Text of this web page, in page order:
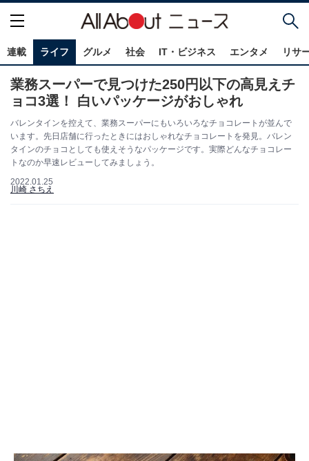
連載 ライフ グルメ 社会 IT・ビジネス エンタメ リサ
業務スーパーで見つけた250円以下の高見えチ
ョコ3選！ 白いパッケージがおしゃれ
バレンタインを控えて、業務スーパーにもいろいろなチョコレートが並んで
います。先日店舗に行ったときにはおしゃれなチョコレートを発見。バレン
タインのチョコとしても使えそうなパッケージです。実際どんなチョコレー
トなのか早速レビューしてみましょう。
2022.01.25
川崎 さちえ